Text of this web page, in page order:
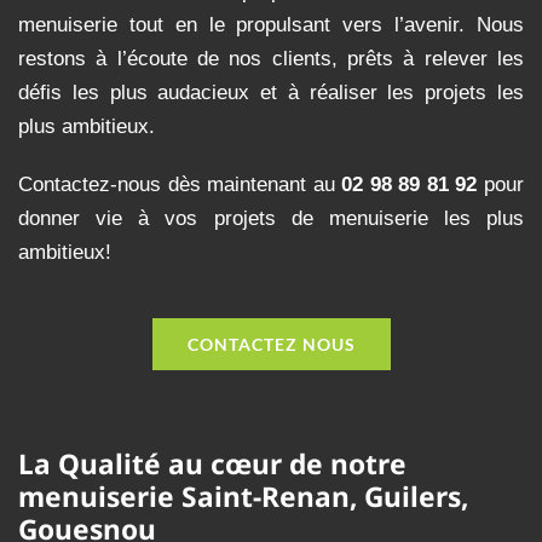
menuiserie tout en le propulsant vers l’avenir. Nous
restons à l’écoute de nos clients, prêts à relever les
défis les plus audacieux et à réaliser les projets les
plus ambitieux.
Contactez-nous dès maintenant au02 98 89 81 92 pour
donner vie à vos projets de menuiserie les plus
ambitieux!
CONTACTEZ NOUS
La Qualité au cœur de notre
menuiserie Saint-Renan, Guilers,
Gouesnou